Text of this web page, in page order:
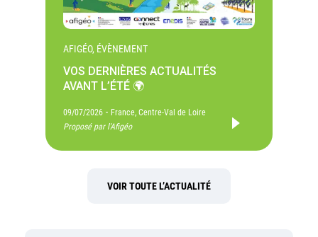
AFIGÉO, ÉVÈNEMENT
VOS DERNIÈRES ACTUALITÉS
AVANT L’ÉTÉ 🌍
09/07/2026 - France, Centre-Val de Loire
Proposé par l'Afigéo
VOIR TOUTE L’ACTUALITÉ